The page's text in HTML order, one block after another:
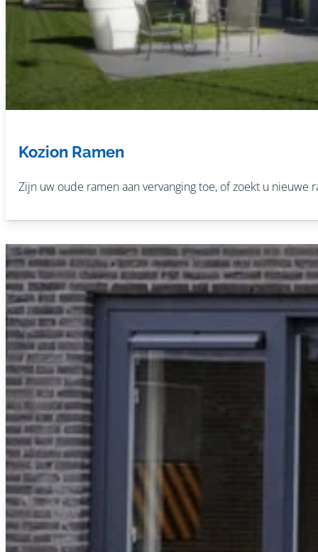
Kozion Ramen
Zijn uw oude ramen aan vervanging toe, of zoekt u nieuwe